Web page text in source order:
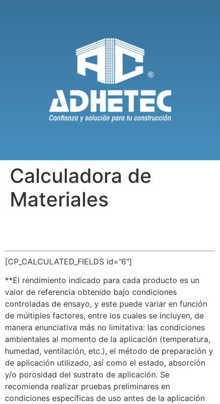
Calculadora de
Materiales
[CP_CALCULATED_FIELDS id=”6″]
**El rendimiento indicado para cada producto es un
valor de referencia obtenido bajo condiciones
controladas de ensayo, y este puede variar en función
de múltiples factores, entre los cuales se incluyen, de
manera enunciativa más no limitativa: las condiciones
ambientales al momento de la aplicación (temperatura,
humedad, ventilación, etc.), el método de preparación y
de aplicación utilizado, así como el estado, absorción
y/o porosidad del sustrato de aplicación. Se
recomienda realizar pruebas preliminares en
condiciones específicas de uso antes de la aplicación